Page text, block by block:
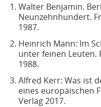
Walter Benjamin.
Neunzehnhundert.
1987.
Heinrich Mann: Im
unter feinen Leuten.
1988.
Alfred Kerr: Was ist
eines europäischen
Verlag 2017.